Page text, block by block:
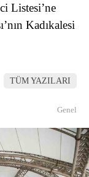
Listesi’ne
Kadıkalesi
TÜM YAZILARI
Genel